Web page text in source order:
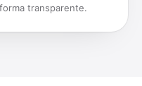
transparente.